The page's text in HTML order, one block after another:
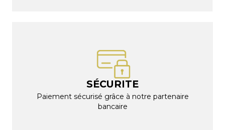
SÉCURITE
Paiement sécurisé grâce à notre partenaire
bancaire